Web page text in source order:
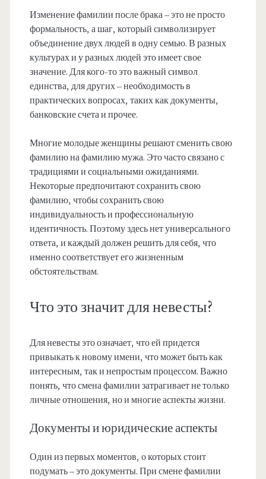
Изменение фамилии после брака – это не просто
формальность, а шаг, который символизирует
объединение двух людей в одну семью. В разных
культурах и у разных людей это имеет свое
значение. Для кого-то это важный символ
единства, для других – необходимость в
практических вопросах, таких как документы,
банковские счета и прочее.
Многие молодые женщины решают сменить свою
фамилию на фамилию мужа. Это часто связано с
традициями и социальными ожиданиями.
Некоторые предпочитают сохранить свою
фамилию, чтобы сохранить свою
индивидуальность и профессиональную
идентичность. Поэтому здесь нет универсального
ответа, и каждый должен решить для себя, что
именно соответствует его жизненным
обстоятельствам.
Что это значит для невесты?
Для невесты это означает, что ей придется
привыкать к новому имени, что может быть как
интересным, так и непростым процессом. Важно
понять, что смена фамилии затрагивает не только
личные отношения, но и многие аспекты жизни.
Документы и юридические аспекты
Один из первых моментов, о которых стоит
подумать – это документы. При смене фамилии